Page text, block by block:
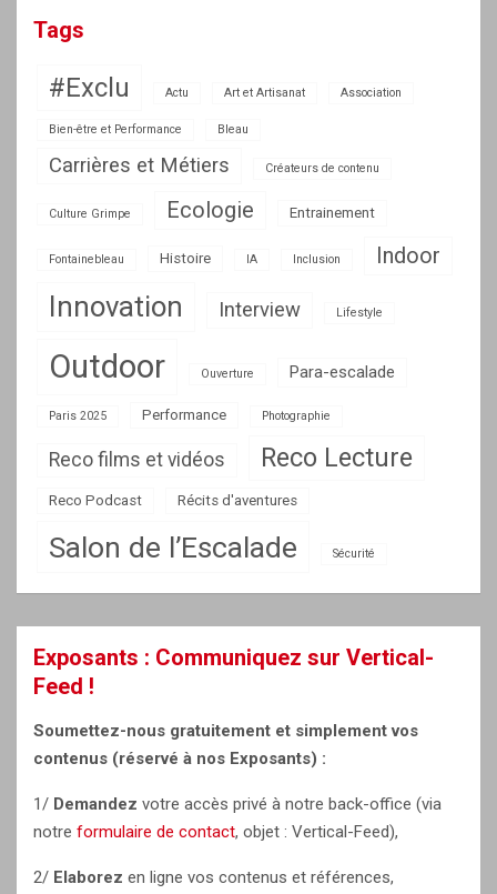
Tags
#Exclu Actu Art et Artisanat Association
Bien-être et Performance Bleau
Carrières et Métiers Créateurs de contenu
Culture Grimpe Ecologie Entrainement
Fontainebleau Histoire IA Inclusion Indoor
Innovation Interview Lifestyle
Outdoor Ouverture Para-escalade
Paris 2025 Performance Photographie
Reco films et vidéos Reco Lecture
Reco Podcast Récits d'aventures
Salon de l’Escalade Sécurité
Exposants : Communiquez sur Vertical-
Feed !
Soumettez-nous gratuitement et simplement vos
contenus (réservé à nos Exposants) :
1/ Demandez votre accès privé à notre back-office (via
notre formulaire de contact, objet : Vertical-Feed),
2/ Elaborez en ligne vos contenus et références,